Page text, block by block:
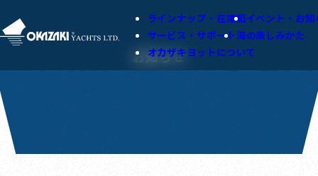
ラインナップ・在庫艇イベント・お知
サービス・サポート海の楽しみかた
オカザキヨットについて
お知らせ